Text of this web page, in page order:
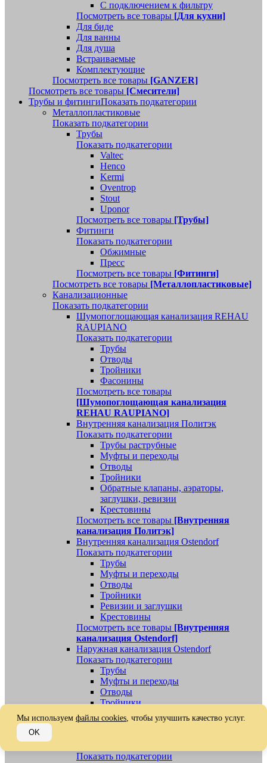
С подключением к фильтру
Посмотреть все товары [Для кухни]
Для биде
Для ванны
Для душа
Встраиваемые
Комплектующие
Посмотреть все товары [GANZER]
Посмотреть все товары [Смесители]
Трубы и фитингиПоказать подкатегории
Металлопластиковые
Показать подкатегории
Трубы
Показать подкатегории
Valtec
Henco
Kermi
Oventrop
Stout
Uponor
Посмотреть все товары [Трубы]
Фитинги
Показать подкатегории
Обжимные
Пресс
Посмотреть все товары [Фитинги]
Посмотреть все товары [Металлопластиковые]
Канализационные
Показать подкатегории
Шумопоглощающая канализация REHAU
RAUPIANO
Показать подкатегории
Трубы
Отводы
Тройники
Фасонины
Посмотреть все товары
[Шумопоглощающая канализация
REHAU RAUPIANO]
Внутренняя канализация Политэк
Показать подкатегории
Трубы раструбные
Муфты и переходы
Отводы
Тройники
Обратные клапаны, аэраторы,
заглушки, ревизии
Крестовины
Посмотреть все товары [Внутренняя
канализация Политэк]
Внутренняя канализация Ostendorf
Показать подкатегории
Трубы
Муфты и переходы
Отводы
Тройники
Ревизии и заглушки
Крестовины
Посмотреть все товары [Внутренняя
канализация Ostendorf]
Наружная канализация Ostendorf
Показать подкатегории
Трубы
Муфты и переходы
Отводы
Тройники
Ревизии, заглушки, обратные клапаны
Посмотреть все товары[Наружная
Показать подкатегории
Мы используем файлы cookies, чтобы улучшить качество услуг.
OK